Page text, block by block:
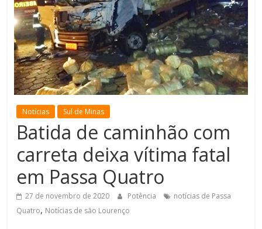
de
Minas
Notícias Sul de Minas
Batida de caminhão com
carreta deixa vítima fatal
em Passa Quatro
27 de novembro de 2020 Potência
notícias de Passa
Quatro, Notícias de são Lourenço